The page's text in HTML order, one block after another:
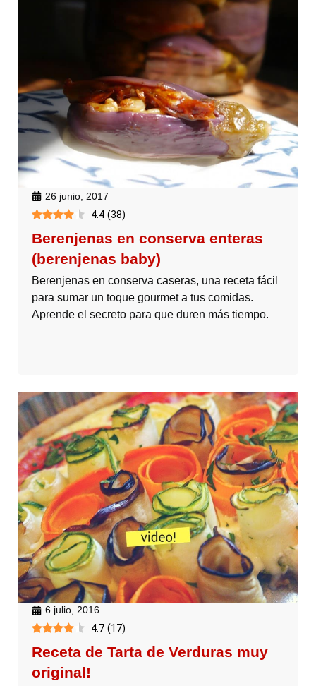
26 junio, 2017
4.4 (38)
Berenjenas en conserva enteras
(berenjenas baby)
Berenjenas en conserva caseras, una receta fácil
para sumar un toque gourmet a tus comidas.
Aprende el secreto para que duren más tiempo.
6 julio, 2016
4.7 (17)
Receta de Tarta de Verduras muy
original!